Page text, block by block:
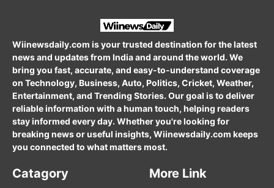
Wiinewsdaily.com is your trusted destination for the latest
news and updates from India and around the world. We
bring you fast, accurate, and easy-to-understand coverage
on Technology, Business, Auto, Politics, Cricket, Weather,
Entertainment, and Trending Stories. Our goal is to deliver
reliable information with a human touch, helping readers
stay informed every day. Whether you're looking for
breaking news or useful insights, Wiinewsdaily.com keeps
you connected to what matters most.
Catagory More Link